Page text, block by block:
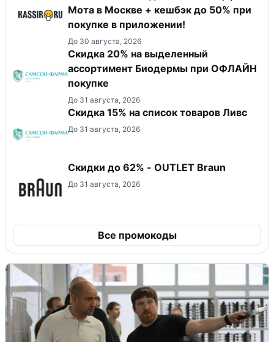
Мота в Москве + кешбэк до 50% при
покупке в приложении!
До 30 августа, 2026
Скидка 20% на выделенный
ассортимент Биодермы при ОФЛАЙН
покупке
До 31 августа, 2026
Скидка 15% на список товаров Ливс
До 31 августа, 2026
Скидки до 62% - OUTLET Braun
До 31 августа, 2026
Все промокоды